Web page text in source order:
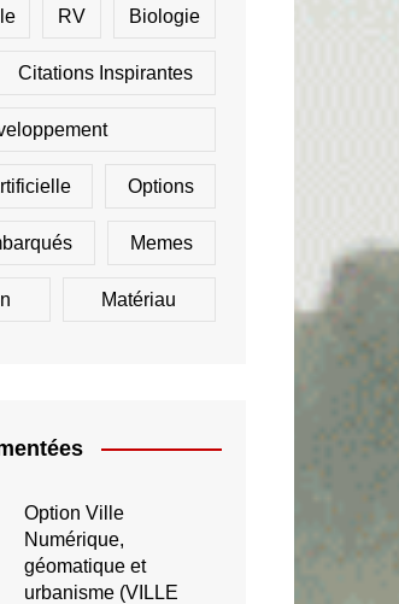
RV Biologie
Citations Inspirantes
Options
Memes
Matériau
Option Ville
Numérique,
géomatique et
urbanisme (VILLE